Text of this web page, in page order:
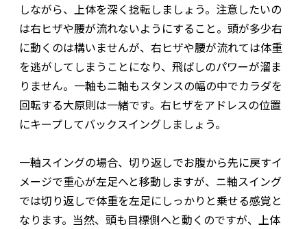
しながら、上体を深く捻転しましょう。注意したいの
は右ヒザや腰が流れないようにすること。頭が多少右
に動くのは構いませんが、右ヒザや腰が流れては体重
を逃がしてしまうことになり、飛ばしのパワーが溜ま
りません。一軸もニ軸もスタンスの幅の中でカラダを
回転する大原則は一緒です。右ヒザをアドレスの位置
にキープしてバックスイングしましょう。
一軸スイングの場合、切り返しでお腹から先に戻すイ
メージで重心が左足へと移動しますが、ニ軸スイング
では切り返しで体重を左足にしっかりと乗せる感覚と
なります。当然、頭も目標側へと動くのですが、上体